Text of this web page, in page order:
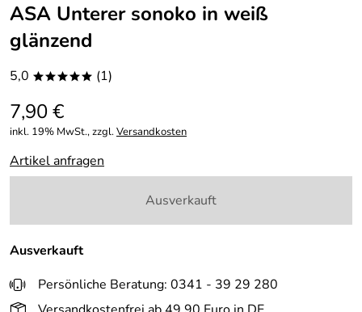
ASA Unterer sonoko in weiß
glänzend
5,0 ***** (1)
7,90 €
inkl. 19% MwSt., zzgl.Versandkosten
Artikel anfragen
Ausverkauft
Ausverkauft
Persönliche Beratung: 0341 - 39 29 280